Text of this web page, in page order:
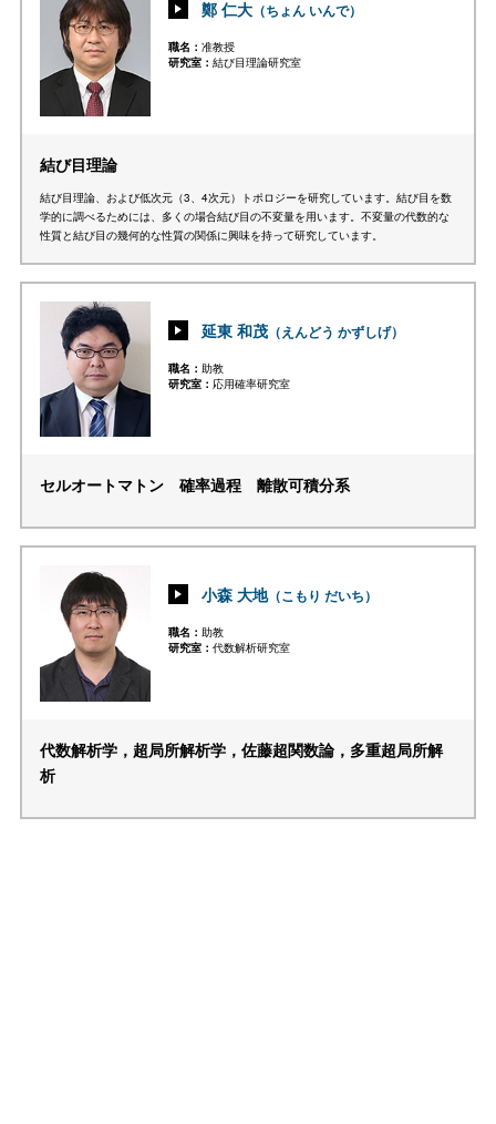
鄭 仁大 （ちょん いんで）
職名
准教授
研究室
結び目理論研究室
結び目理論
結び目理論、および低次元（3、4次元）トポロジーを研究しています。結び目を数
学的に調べるためには、多くの場合結び目の不変量を用います。不変量の代数的な
性質と結び目の幾何的な性質の関係に興味を持って研究しています。
延東 和茂 （えんどう かずしげ）
職名
助教
研究室
応用確率研究室
セルオートマトン 確率過程 離散可積分系
小森 大地（こもり だいち）
職名
助教
研究室
代数解析研究室
代数解析学，超局所解析学，佐藤超関数論，多重超局所解
析